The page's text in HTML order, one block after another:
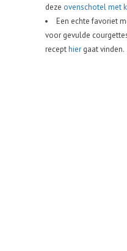
deze ovenschotel met
Een echte favoriet
voor gevulde
recepthier gaat vinden.